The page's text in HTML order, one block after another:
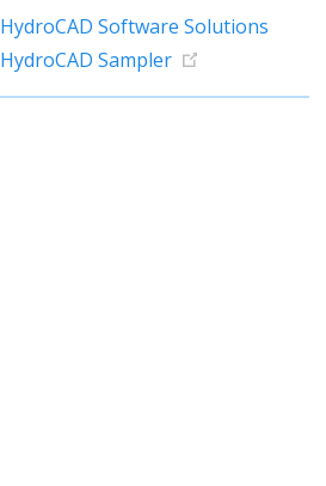
HydroCAD Software Solutions
HydroCAD Sampler